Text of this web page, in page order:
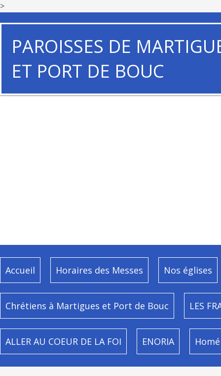
>
PAROISSES DE
ET PORT DE BOUC
Accueil Horaires des Messes Nos églises
Chrétiens à Martigues et Port de Bouc LES
ALLER AU COEUR DE LA FOI ENORIA